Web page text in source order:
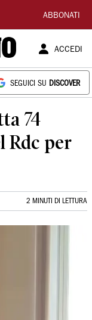
ABBONATI
ACCEDI
SEGUICI SU DISCOVER
74
Rdc per
2 MINUTI DI LETTURA